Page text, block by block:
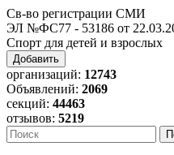
Св-во регистрации СМИ
ЭЛ №ФС77 - 53186 от
Спорт для детей и взрослых
Добавить
организаций: 12743
Объявлений: 2069
секций: 44463
отзывов: 5219